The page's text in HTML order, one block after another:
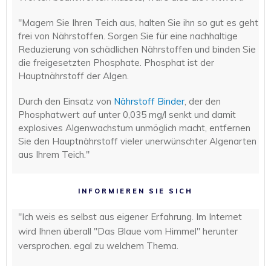
"Magern Sie Ihren Teich aus, halten Sie ihn so gut es geht
frei von Nährstoffen. Sorgen Sie für eine nachhaltige
Reduzierung von schädlichen Nährstoffen und binden Sie
die freigesetzten Phosphate. Phosphat ist der
Hauptnährstoff der Algen.
Durch den Einsatz von Nährstoff Binder, der den
Phosphatwert auf unter 0,035 mg/l senkt und damit
explosives Algenwachstum unmöglich macht, entfernen
Sie den Hauptnährstoff vieler unerwünschter Algenarten
aus Ihrem Teich."
INFORMIEREN SIE SICH
"Ich weis es selbst aus eigener Erfahrung. Im Internet
wird Ihnen überall "Das Blaue vom Himmel" herunter
versprochen. egal zu welchem Thema.